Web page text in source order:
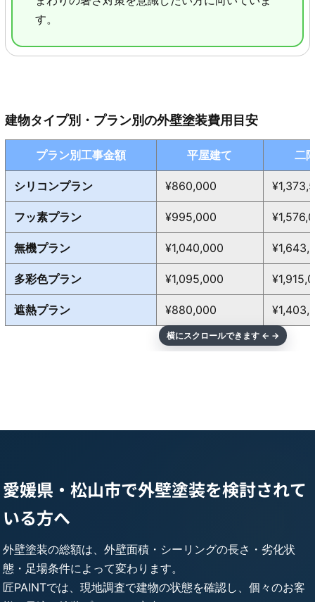
建物タイプ別・プラン別の外壁塗装費用目安
プラン別工事金額 平屋建て 二
シリコンプラン ¥860,000
フッ素プラン ¥995,000
無機プラン ¥1,040,000
多彩色プラン ¥1,095,000
遮熱プラン ¥880,000
す。
愛媛県・松山市で外壁塗装を検討されて
いる方へ
外壁塗装の総額は、外壁面積・シーリングの長さ・劣化状
態・足場条件によって変わります。
匠PAINTでは、現地調査で建物の状態を確認し、個々のお客